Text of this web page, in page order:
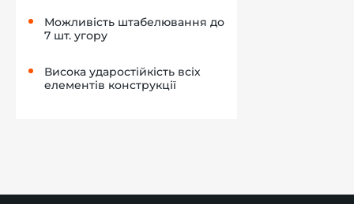
Можливість штабелювання до
7 шт. угору
Висока ударостійкість всіх
елементів конструкції